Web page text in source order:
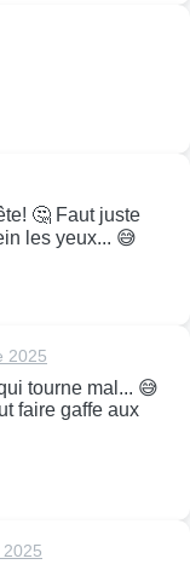
🤔 Faut juste
les yeux... 😅
2025
tourne mal... 😅
faire gaffe aux